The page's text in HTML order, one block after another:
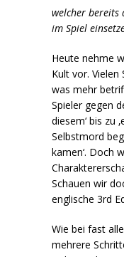
welcher bereits
im Spiel
Heute nehme
Kult vor.
was mehr
Spieler gegen
diesem‘ bis zu
Selbstmord
kamen‘. Doch
Schauen wir
englische 3rd
Wie bei fast
mehrere